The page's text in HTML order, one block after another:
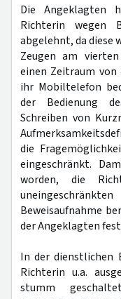
Die Angeklagten
Richterin wegen
abgelehnt, da diese
Zeugen am
einen Zeitraum
ihr Mobiltelefon
der Bedienung
Schreiben von
die
eingeschränkt.
worden, die
Beweisaufnahme
der Angeklagten
In der dienstlichen
Richterin u.a.
stumm